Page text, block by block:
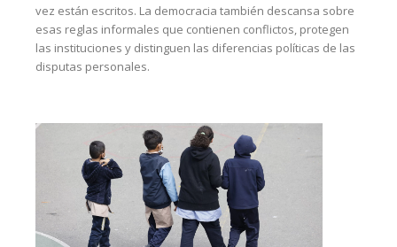
vez están escritos. La democracia también descansa sobre
esas reglas informales que contienen conflictos, protegen
las instituciones y distinguen las diferencias políticas de las
disputas personales.